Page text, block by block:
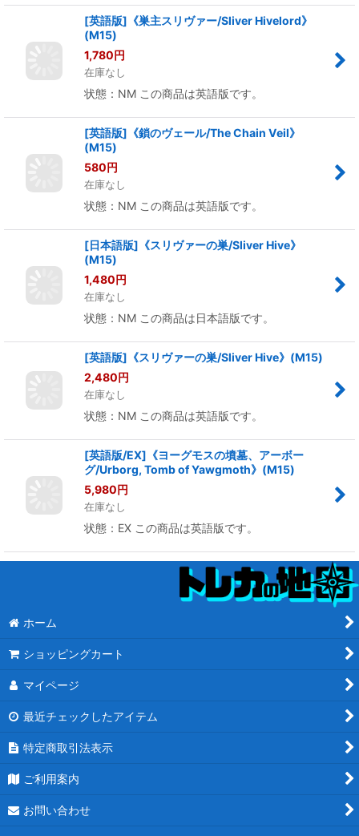
状態：NM この商品は日本語版です。
[英語版]《巣主スリヴァー/Sliver Hivelord》
(M15)
1,780 円
状態：NM この商品は英語版です。
[英語版]《鎖のヴェール/The Chain Veil》
(M15)
580 円
状態：NM この商品は英語版です。
[日本語版]《スリヴァーの巣/Sliver Hive》
(M15)
1,480 円
状態：NM この商品は日本語版です。
[英語版]《スリヴァーの巣/Sliver Hive》(M15)
2,480 円
状態：NM この商品は英語版です。
[英語版/EX]《ヨーグモスの墳墓、アーボー
グ/Urborg, Tomb of Yawgmoth》(M15)
5,980 円
状態：EX この商品は英語版です。
ホーム
ショッピングカート
マイページ
最近チェックしたアイテム
特定商取引法表示
ご利用案内